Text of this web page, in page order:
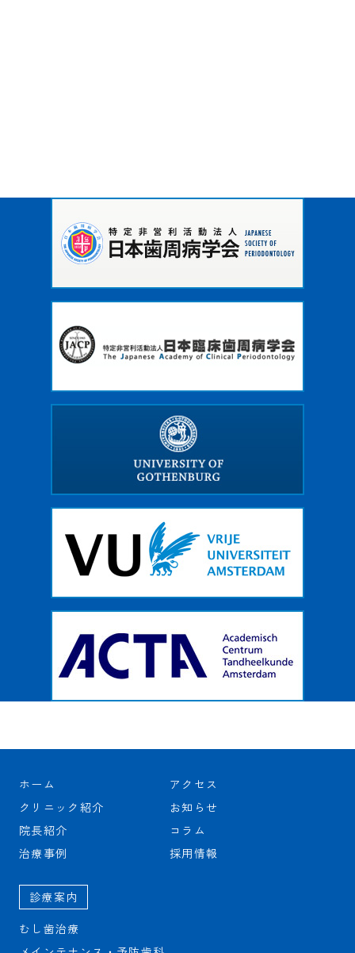
ホーム
クリニック紹介
院長紹介
治療事例
アクセス
お知らせ
コラム
採用情報
診療案内
むし歯治療